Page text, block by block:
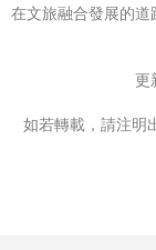
在文旅融合發展的道
更
如若轉載，請注明